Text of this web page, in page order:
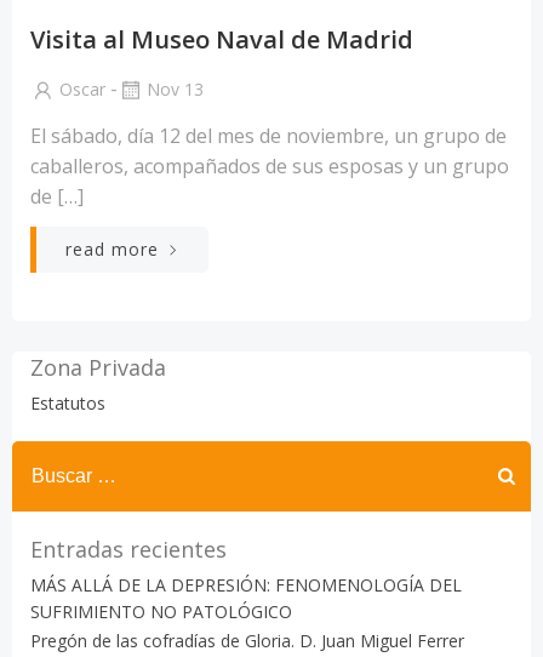
Visita al Museo Naval de Madrid
Oscar - Nov 13
El sábado, día 12 del mes de noviembre, un grupo de
caballeros, acompañados de sus esposas y un grupo
de […]
read more
Zona Privada
Estatutos
Buscar:
Entradas recientes
MÁS ALLÁ DE LA DEPRESIÓN: FENOMENOLOGÍA DEL
SUFRIMIENTO NO PATOLÓGICO
Pregón de las cofradías de Gloria. D. Juan Miguel Ferrer